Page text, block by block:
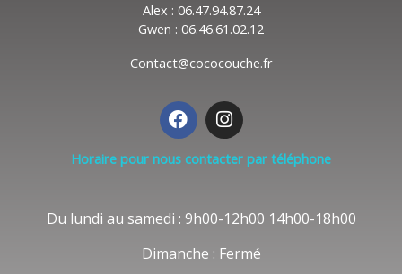
Alex : 06.47.94.87.24
Gwen : 06.46.61.02.12
Contact@cococouche.fr
F
a
c
e
o
I
n
s
t
r
m
Horaire pour nous contacter par téléphone
Du lundi au samedi : 9h00-12h00 14h00-18h00
Dimanche : Fermé